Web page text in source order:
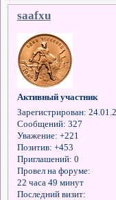
saafxu
Активный участник
Зарегистрирован:
Сообщений: 327
Уважение: +221
Позитив: +453
Приглашений: 0
Провел на форуме:
22 часа 49 минут
Последний визит: